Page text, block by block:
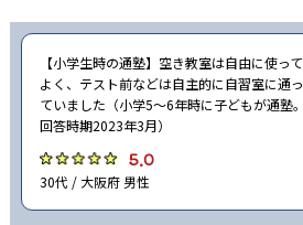
【小学生時の通塾】空き教室は自由に使って
よく、テスト前などは自主的に自習室に通っ
ていました（小学5〜6年時に子どもが通塾。
回答時期2023年3月）
5.0
30代 / 大阪府 男性